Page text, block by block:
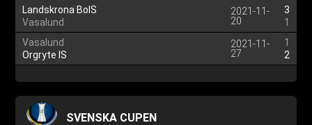
Landskrona BoIS
Vasalund
2021-11-
20
3
1
Vasalund
Orgryte IS
2021-11-
27
1
2
SVENSKA CUPEN